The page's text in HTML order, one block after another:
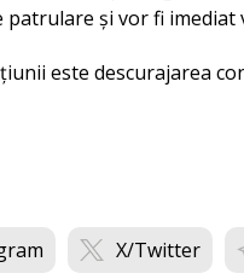
și vor fi imediat
este descurajarea
X/Twitter